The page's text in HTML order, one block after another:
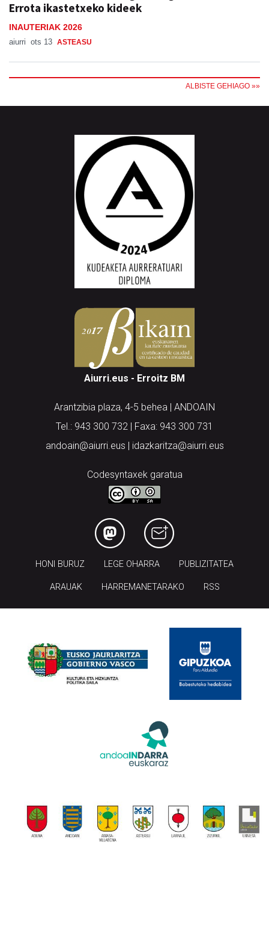
Errota ikastetxeko kideek
INAUTERIAK 2026
aiurri ots 13 ASTEASU
ALBISTE GEHIAGO »»
Aiurri.eus - Erroitz BM
Arantzibia plaza, 4-5 behea | ANDOAIN
Tel.: 943 300 732 | Faxa: 943 300 731
andoain@aiurri.eus | idazkaritza@aiurri.eus
Codesyntaxek garatua
HONI BURUZ LEGE OHARRA PUBLIZITATEA
ARAUAK HARREMANETARAKO RSS